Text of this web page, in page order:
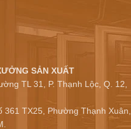
SẢN XUẤT
TL 31, P. Thạnh Lộc, Q. 12,
361 TX25, Phường Thạnh Xuân,